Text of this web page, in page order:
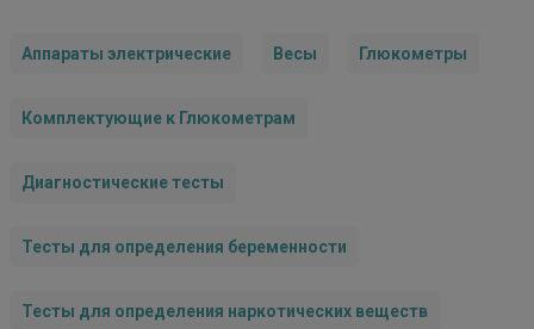
Аппараты электрические Весы Глюкометры
Комплектующие к Глюкометрам
Диагностические тесты
Тесты для определения беременности
Тесты для определения наркотических веществ